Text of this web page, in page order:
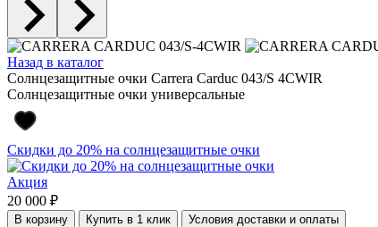
Назад в каталог
Солнцезащитные очки Carrera Carduc 043/S 4CWIR
Солнцезащитные очки универсальные
Скидки до 20% на солнцезащитные очки
Акция
20 000 ₽
В корзину Купить в 1 клик Условия доставки и оплаты